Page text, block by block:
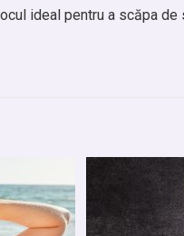
ideal pentru a scăpa